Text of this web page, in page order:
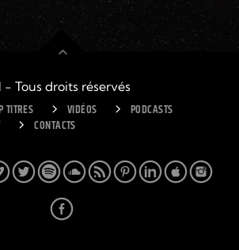
Tous droits réservés
TITRES VIDÉOS
PODCASTS
CONTACTS